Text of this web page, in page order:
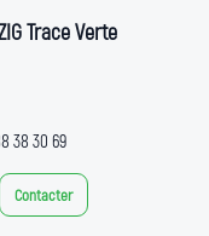
Trace Verte
38 30 69
Contacter